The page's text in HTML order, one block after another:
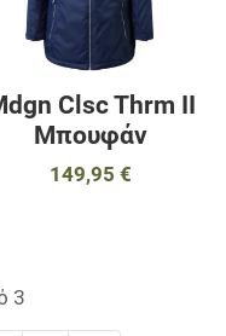
Clsc Thrm II
Μπουφάν
149,95 €
3